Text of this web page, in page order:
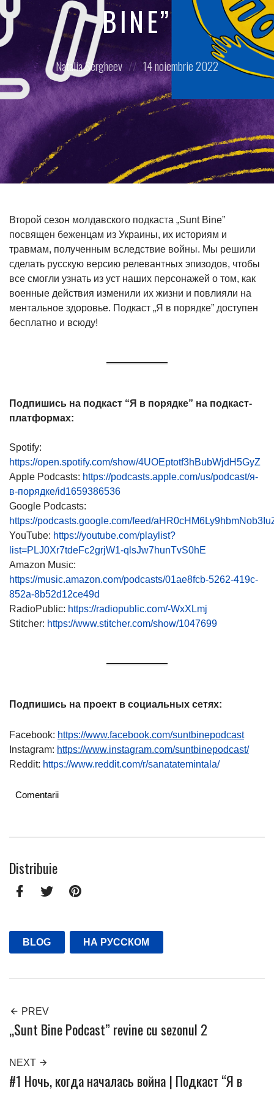
BINE”
Posted
by:
Natalia Sergheev
Posted
on
14 noiembrie 2022
Второй сезон молдавского подкаста „Sunt Bine”
посвящен беженцам из Украины, их историям и
травмам, полученным вследствие войны. Мы решили
сделать русскую версию релевантных эпизодов, чтобы
все смогли узнать из уст наших персонажей о том, как
военные действия изменили их жизни и повлияли на
ментальное здоровье. Подкаст „Я в порядке” доступен
бесплатно и всюду!
Подпишись на подкаст “Я в порядке” на подкаст-
платформах:
Spotify:
https://open.spotify.com/show/4UOEptotf3hBubWjdH5GyZ
Apple Podcasts: https://podcasts.apple.com/us/podcast/я-
в-порядке/id1659386536
Google Podcasts:
https://podcasts.google.com/feed/
YouTube: https://youtube.com/playlist?
list=PLJ0Xr7tdeFc2grjW1-qlsJw7hunTvS0hE
Amazon Music:
https://music.amazon.com/podcasts/01ae8fcb-5262-419c-
852a-8b52d12ce49d
RadioPublic: https://radiopublic.com/-WxXLmj
Stitcher: https://www.stitcher.com/show/1047699
Подпишись на проект в социальных сетях:
Facebook: https://www.facebook.com/suntbinepodcast
Instagram: https://www.instagram.com/suntbinepodcast/
Reddit: https://www.reddit.com/r/sanatatemintala/
Comentarii
BLOG НА РУССКОМ
PREV
„Sunt Bine Podcast” revine cu sezonul 2
NEXT
#1 Ночь, когда началась война | Подкаст “Я в